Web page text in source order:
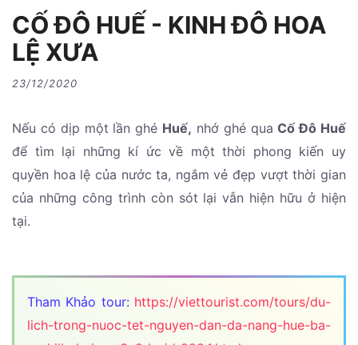
CỐ ĐÔ HUẾ - KINH ĐÔ HOA
LỆ XƯA
23/12/2020
Nếu có dịp một lần ghé Huế, nhớ ghé quaCố Đô Huế
để tìm lại những kí ức về một thời phong kiến uy
quyền hoa lệ của nước ta, ngắm vẻ đẹp vượt thời gian
của những công trình còn sót lại vẫn hiện hữu ở hiện
tại.
Tham Khảo tour: https://viettourist.com/tours/du-
lich-trong-nuoc-tet-nguyen-dan-da-nang-hue-ba-